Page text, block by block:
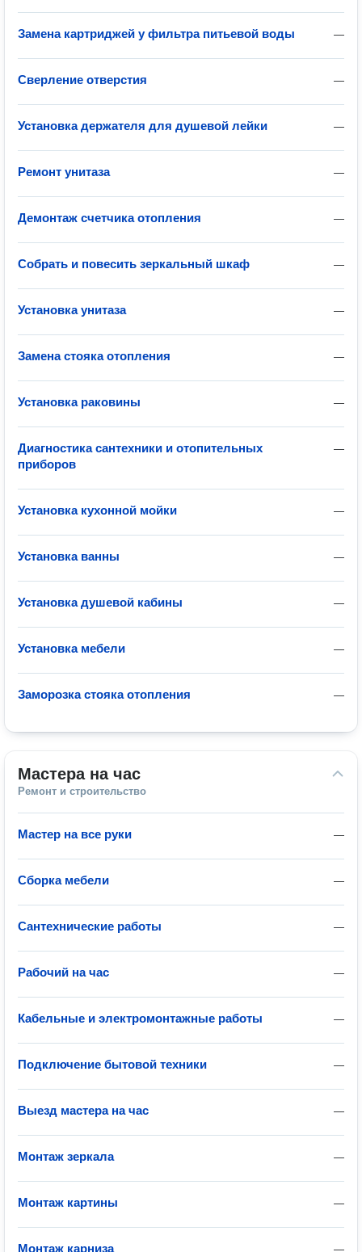
—
Замена картриджей у фильтра питьевой воды
—
Сверление отверстия
—
Установка держателя для душевой лейки
—
Ремонт унитаза
—
Демонтаж счетчика отопления
—
Собрать и повесить зеркальный шкаф
—
Установка унитаза
—
Замена стояка отопления
—
Установка раковины
—
Диагностика сантехники и отопительных
приборов
—
Установка кухонной мойки
—
Установка ванны
—
Установка душевой кабины
—
Установка мебели
—
Заморозка стояка отопления
Мастера на час
Ремонт и строительство
—
Мастер на все руки
—
Сборка мебели
—
Сантехнические работы
—
Рабочий на час
—
Кабельные и электромонтажные работы
—
Подключение бытовой техники
—
Выезд мастера на час
—
Монтаж зеркала
—
Монтаж картины
—
Монтаж карниза